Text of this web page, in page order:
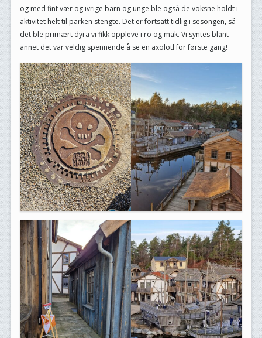
og med fint vær og ivrige barn og unge ble også de voksne holdt i
aktivitet helt til parken stengte. Det er fortsatt tidlig i sesongen, så
det ble primært dyra vi fikk oppleve i ro og mak. Vi syntes blant
annet det var veldig spennende å se en axolotl for første gang!